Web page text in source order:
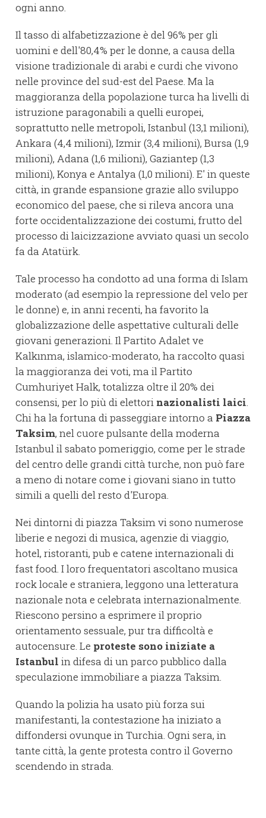
ogni anno.
Il tasso di alfabetizzazione è del 96% per gli
uomini e dell'80,4% per le donne, a causa della
visione tradizionale di arabi e curdi che vivono
nelle province del sud-est del Paese. Ma la
maggioranza della popolazione turca ha livelli di
istruzione paragonabili a quelli europei,
soprattutto nelle metropoli, Istanbul (13,1 milioni),
Ankara (4,4 milioni), Izmir (3,4 milioni), Bursa (1,9
milioni), Adana (1,6 milioni), Gaziantep (1,3
milioni), Konya e Antalya (1,0 milioni). E' in queste
città, in grande espansione grazie allo sviluppo
economico del paese, che si rileva ancora una
forte occidentalizzazione dei costumi, frutto del
processo di laicizzazione avviato quasi un secolo
fa da Atatürk.
Tale processo ha condotto ad una forma di Islam
moderato (ad esempio la repressione del velo per
le donne) e, in anni recenti, ha favorito la
globalizzazione delle aspettative culturali delle
giovani generazioni. Il Partito Adalet ve
Kalkınma, islamico-moderato, ha raccolto quasi
la maggioranza dei voti, ma il Partito
Cumhuriyet Halk, totalizza oltre il 20% dei
consensi, per lo più di elettori nazionalisti laici.
Chi ha la fortuna di passeggiare intorno a Piazza
Taksim, nel cuore pulsante della moderna
Istanbul il sabato pomeriggio, come per le strade
del centro delle grandi città turche, non può fare
a meno di notare come i giovani siano in tutto
simili a quelli del resto d'Europa.
Nei dintorni di piazza Taksim vi sono numerose
liberie e negozi di musica, agenzie di viaggio,
hotel, ristoranti, pub e catene internazionali di
fast food. I loro frequentatori ascoltano musica
rock locale e straniera, leggono una letteratura
nazionale nota e celebrata internazionalmente.
Riescono persino a esprimere il proprio
orientamento sessuale, pur tra difficoltà e
autocensure. Le proteste sono iniziate a
Istanbul in difesa di un parco pubblico dalla
speculazione immobiliare a piazza Taksim.
Quando la polizia ha usato più forza sui
manifestanti, la contestazione ha iniziato a
diffondersi ovunque in Turchia. Ogni sera, in
tante città, la gente protesta contro il Governo
scendendo in strada.